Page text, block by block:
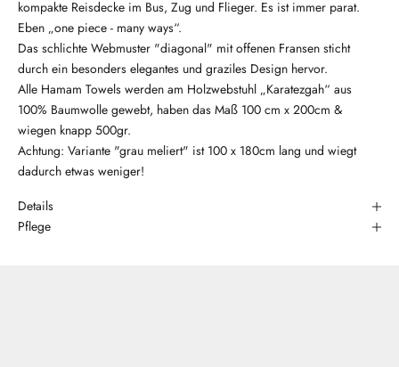
kompakte Reisdecke im Bus, Zug und Flieger. Es ist immer parat.
Eben „one piece - many ways“.
Das schlichte Webmuster "diagonal" mit offenen Fransen sticht
durch ein besonders elegantes und graziles Design hervor.
Alle Hamam Towels werden am Holzwebstuhl „Karatezgah“ aus
100% Baumwolle gewebt, haben das Maß 100 cm x 200cm &
wiegen knapp 500gr.
Achtung: Variante "grau meliert" ist 100 x 180cm lang und wiegt
dadurch etwas weniger!
Details
Pflege
Wusstest du, dass unsere Hamatücher in 3. Generation handgewebt